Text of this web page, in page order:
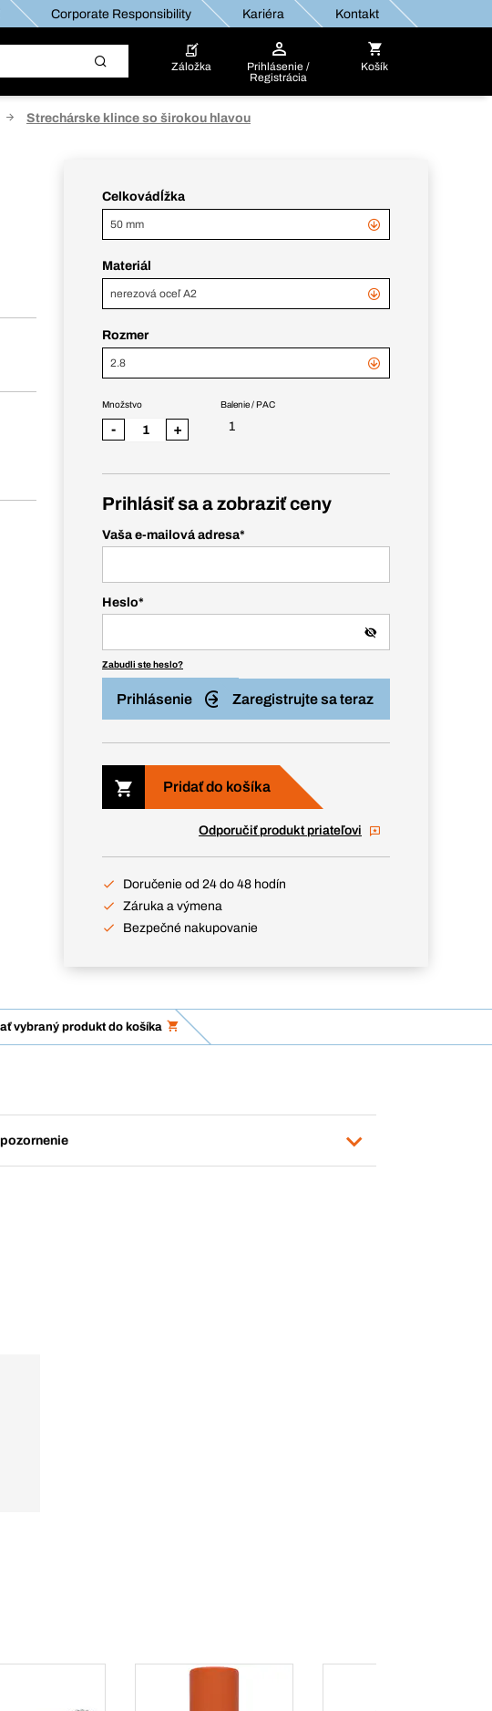
Corporate Responsibility Kariéra Kontakt
Záložka
Prihlásenie /
Registrácia
Košík
Strechárske klince so širokou hlavou
Celkovádĺžka
50 mm
Materiál
nerezová oceľ A2
Rozmer
2.8
Balenie / PAC
1
Množstvo
- +
Prihlásiť sa a zobraziť ceny
Vaša e-mailová adresa*
Heslo*
Zabudli ste heslo?
Prihlásenie Zaregistrujte sa teraz
Pridať do košíka
Odporučiť produkt priateľovi
Doručenie od 24 do 48 hodín
Záruka a výmena
Bezpečné nakupovanie
vybraný produkt do košíka